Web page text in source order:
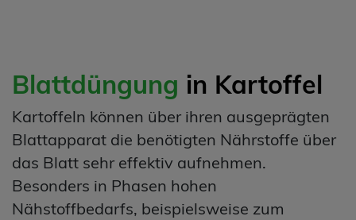
Blattdüngung in Kartoffel
Kartoffeln können über ihren ausgeprägten
Blattapparat die benötigten Nährstoffe über
das Blatt sehr effektiv aufnehmen.
Besonders in Phasen hohen
Nähstoffbedarfs, beispielsweise zum